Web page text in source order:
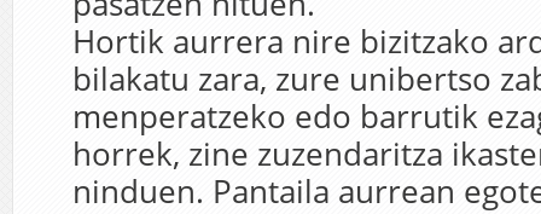
Hortik aurrera nire bizitzako
bilakatu zara, zure unibertso
menperatzeko edo barrutik
horrek, zine zuzendaritza
ninduen. Pantaila aurrean